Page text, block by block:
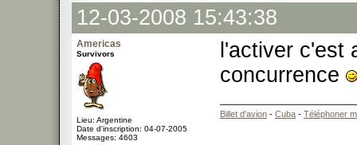
12-03-2008 15:43:38
Americas
Survivors
Lieu: Argentine
Date d'inscription: 04-07-2005
Messages: 4603
l'activer c'est
concurrence
Billet d'avion - Cuba - Téléphoner